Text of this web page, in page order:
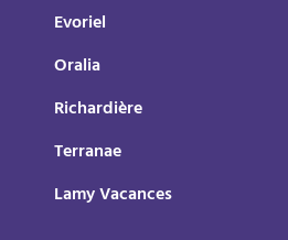
Evoriel
Oralia
Richardière
Terranae
Lamy Vacances